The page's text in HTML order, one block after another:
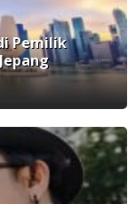
Pemilik